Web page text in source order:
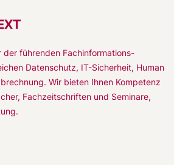
der führenden Fachinformations-
Datenschutz, IT-Sicherheit, Human
Wir bieten Ihnen Kompetenz
Fachzeitschriften und Seminare,